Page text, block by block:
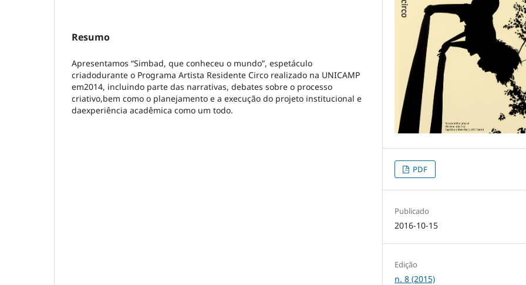
Resumo
Apresentamos “Simbad, que conheceu o mundo”, espetáculo
criadodurante o Programa Artista Residente Circo realizado na UNICAMP
em2014, incluindo parte das narrativas, debates sobre o processo
criativo,bem como o planejamento e a execução do projeto institucional e
daexperiência acadêmica como um todo.
PDF
Publicado
2016-10-15
Edição
n. 8 (2015)